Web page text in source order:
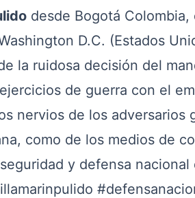
desde Bogotá Colombia,
D.C. (Estados
la ruidosa decisión del
de guerra con el
nervios de los
como de los medios de
y defensa